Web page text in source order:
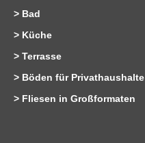
> Bad
> Küche
> Terrasse
> Böden für Privathaushalte
> Fliesen in Großformaten